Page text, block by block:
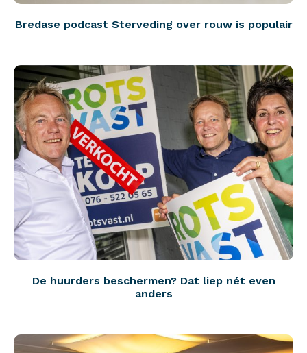
Bredase podcast Sterveding over rouw is populair
De huurders beschermen? Dat liep nét even
anders